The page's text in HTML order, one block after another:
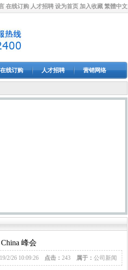
在线订购 人才招聘 设为首页 加入收藏 繁體中文
在线订购 人才招聘 营销网络
峰会
2/26 10:09:26 点击： 243 属于： 公司新闻